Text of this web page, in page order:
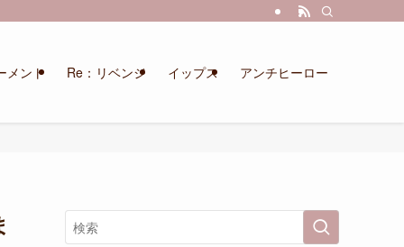
メント Re：リベンジ イップス アンチヒーロー